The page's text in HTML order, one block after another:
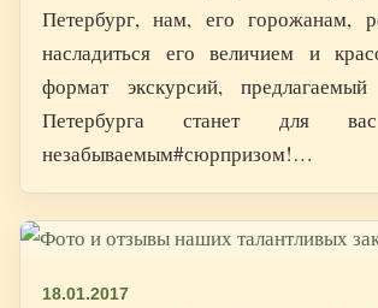
Петербург, нам, его горожанам,
насладиться его величием и
формат экскурсий,
Петербурга станет для
незабываемым#сюрпризом!…
18.01.2017